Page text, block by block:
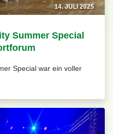
14. JULI 2025
Summer Special
Special war ein voller